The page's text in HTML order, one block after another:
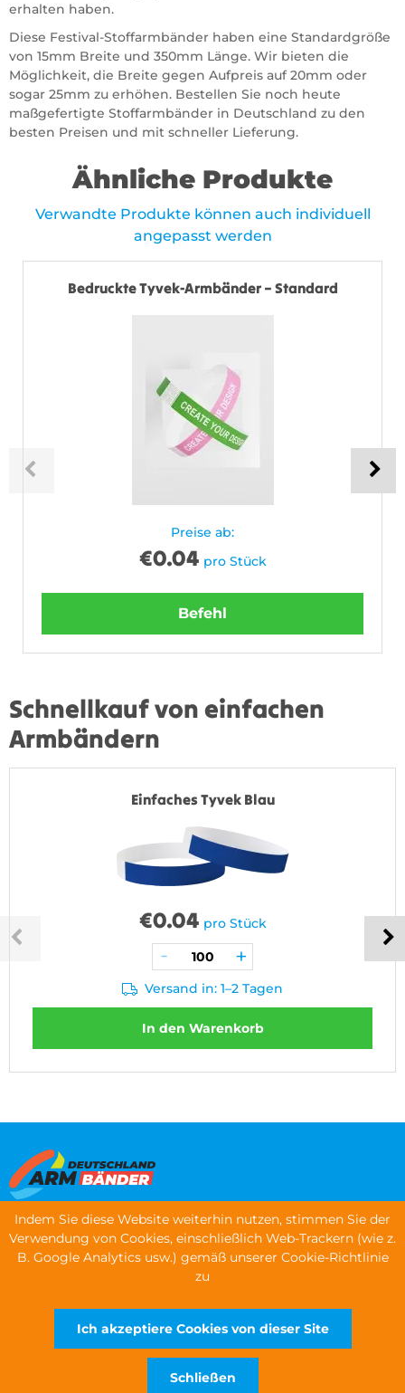
erhalten haben.
Diese Festival-Stoffarmbänder haben eine Standardgröße
von 15mm Breite und 350mm Länge. Wir bieten die
Möglichkeit, die Breite gegen Aufpreis auf 20mm oder
sogar 25mm zu erhöhen. Bestellen Sie noch heute
maßgefertigte Stoffarmbänder in Deutschland zu den
besten Preisen und mit schneller Lieferung.
Ähnliche Produkte
Verwandte Produkte können auch individuell
angepasst werden
Bedruckte Tyvek-Armbänder – Standard
Preise ab:
€0.04 pro Stück
Befehl
Schnellkauf von einfachen
Armbändern
Einfaches Tyvek Blau
€0.04 pro Stück
Versand in: 1–2 Tagen
In den Warenkorb
Speisekarte
Kontaktinformationen
URHEBERRECHTE © 2026 WRISTBANDS EUROPE LTD
Indem Sie diese Website weiterhin nutzen, stimmen Sie der
Verwendung von Cookies, einschließlich Web-Trackern (wie z.
B. Google Analytics usw.) gemäß unserer Cookie-Richtlinie
zu
Ich akzeptiere Cookies von dieser Site
Schließen